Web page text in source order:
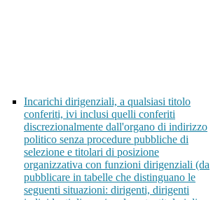
Incarichi dirigenziali, a qualsiasi titolo
conferiti, ivi inclusi quelli conferiti
discrezionalmente dall'organo di indirizzo
politico senza procedure pubbliche di
selezione e titolari di posizione
organizzativa con funzioni dirigenziali (da
pubblicare in tabelle che distinguano le
seguenti situazioni: dirigenti, dirigenti